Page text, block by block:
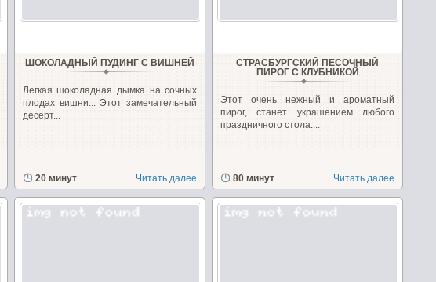
ШОКОЛАДНЫЙ ПУДИНГ С ВИШНЕЙ
Легкая шоколадная дымка на сочных
плодах вишни... Этот замечательный
десерт...
20 минут Читать далее
СТРАСБУРГСКИЙ ПЕСОЧНЫЙ
ПИРОГ С КЛУБНИКОЙ
Этот очень нежный и ароматный
пирог, станет украшением любого
праздничного стола....
80 минут Читать далее